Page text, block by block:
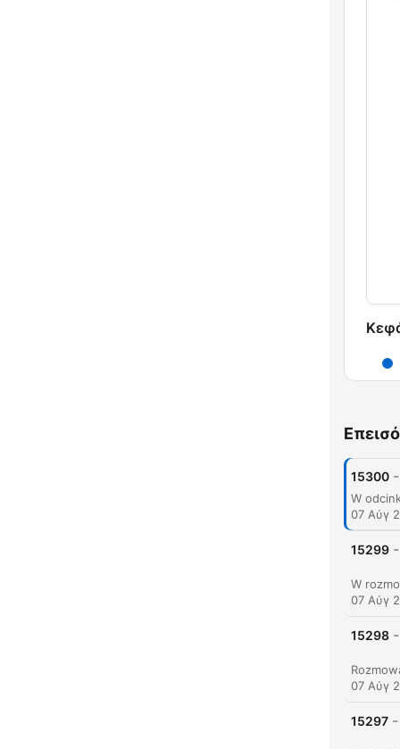
15300 -
07 Αύγ
15299 -
07 Αύγ
15298 -
07 Αύγ
15297 -